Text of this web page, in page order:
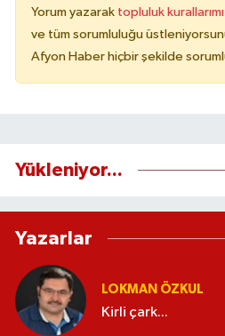
Yorum yazarak topluluk
ve tüm sorumluluğu
Afyon Haber hiçbir şekilde
Yükleniyor...
Yazarlar
LOKMAN ÖZKUL
Kirli çark...